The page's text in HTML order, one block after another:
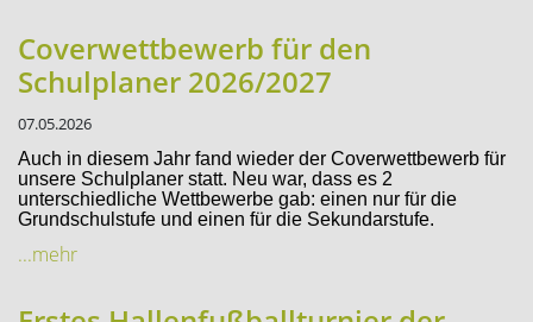
Coverwettbewerb für den
Schulplaner 2026/2027
07.05.2026
Auch in diesem Jahr fand wieder der Coverwettbewerb für
unsere Schulplaner statt. Neu war, dass es 2
unterschiedliche Wettbewerbe gab: einen nur für die
Grundschulstufe und einen für die Sekundarstufe.
...mehr